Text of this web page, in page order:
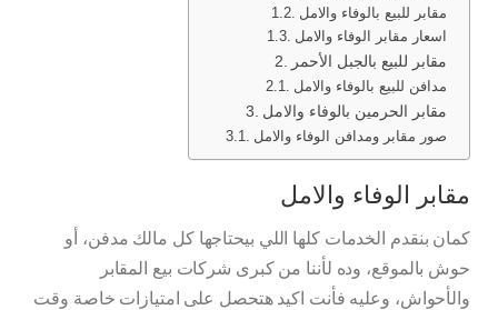
مقابر للبيع بالوفاء والامل
اسعار مقابر الوفاء والامل
مقابر للبيع بالجبل الأحمر
مدافن للبيع بالوفاء والامل
مقابر الحرمين بالوفاء والامل
صور مقابر ومدافن الوفاء والامل
مقابر الوفاء والامل
كمان بنقدم الخدمات كلها اللي بيحتاجها كل مالك مدفن، أو
حوش بالموقع، وده لأننا من كبرى شركات بيع المقابر
والأحواش، وعليه فأنت اكيد هتحصل على امتيازات خاصة وقت